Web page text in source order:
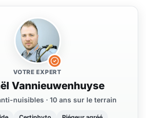
VOTRE EXPERT
Vannieuwenhuyse
nuisibles · 10 ans sur le terrain